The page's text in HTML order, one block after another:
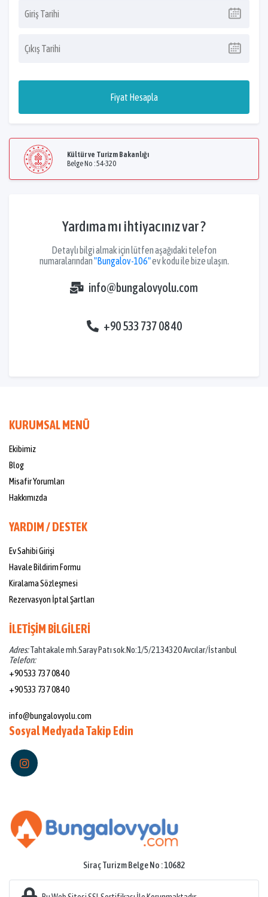
Fiyat Hesapla
Kültür ve Turizm Bakanlığı
Belge No : 54-320
Yardıma mı ihtiyacınız var ?
Detaylı bilgi almak için lütfen aşağıdaki telefon
numaralarından"Bungalov-106"ev kodu ile bize ulaşın.
info@bungalovyolu.com
+90 533 737 08 40
KURUMSAL MENÜ
Ekibimiz
Blog
Misafir Yorumları
Hakkımızda
YARDIM / DESTEK
Ev Sahibi Girişi
Havale Bildirim Formu
Kiralama Sözleşmesi
Rezervasyon İptal Şartları
İLETİŞİM BİLGİLERİ
Adres:Tahtakale mh.Saray Patı sok.No:1/5/21 34320 Avcılar/İstanbul
Telefon:
+90 533 737 08 40
+90 533 737 08 40
info@bungalovyolu.com
Sosyal Medyada Takip Edin
Siraç Turizm Belge No : 10682